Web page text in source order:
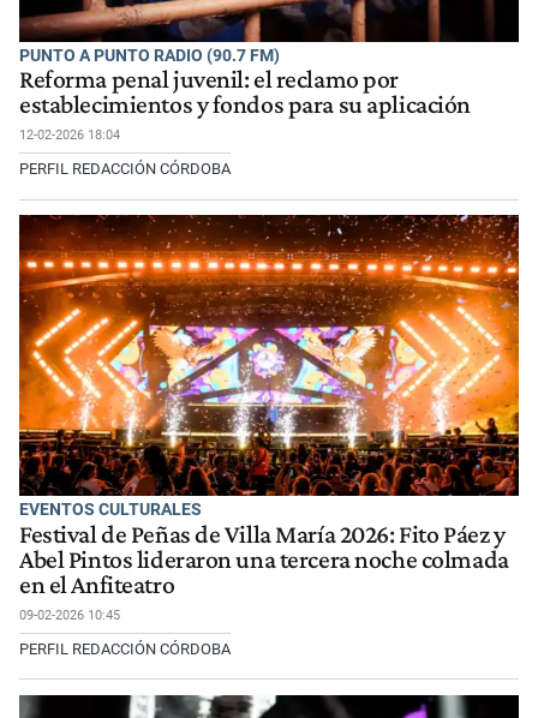
PUNTO A PUNTO RADIO (90.7 FM)
Reforma penal juvenil: el reclamo por
establecimientos y fondos para su aplicación
12-02-2026 18:04
PERFIL REDACCIÓN CÓRDOBA
EVENTOS CULTURALES
Festival de Peñas de Villa María 2026: Fito Páez y
Abel Pintos lideraron una tercera noche colmada
en el Anfiteatro
09-02-2026 10:45
PERFIL REDACCIÓN CÓRDOBA